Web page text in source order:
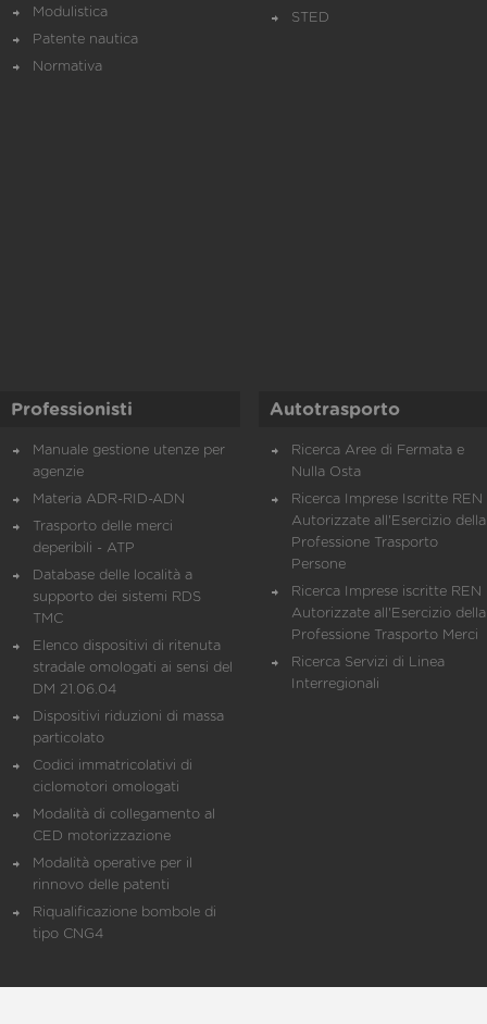
Modulistica
Patente nautica
Normativa
STED
Professionisti
Manuale gestione utenze per
agenzie
Materia ADR-RID-ADN
Trasporto delle merci
deperibili - ATP
Database delle località a
supporto dei sistemi RDS
TMC
Elenco dispositivi di ritenuta
stradale omologati ai sensi del
DM 21.06.04
Dispositivi riduzioni di massa
particolato
Codici immatricolativi di
ciclomotori omologati
Modalità di collegamento al
CED motorizzazione
Modalità operative per il
rinnovo delle patenti
Riqualificazione bombole di
tipo CNG4
Autotrasporto
Ricerca Aree di Fermata e
Nulla Osta
Ricerca Imprese Iscritte REN
Autorizzate all'Esercizio della
Professione Trasporto
Persone
Ricerca Imprese iscritte REN
Autorizzate all'Esercizio della
Professione Trasporto Merci
Ricerca Servizi di Linea
Interregionali